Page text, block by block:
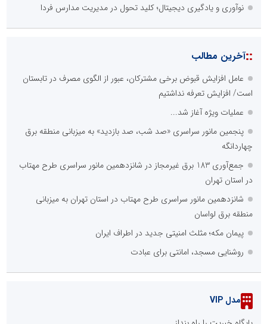
نوآوری و یادگیری دیجیتال؛ کلید تحول در مدیریت مدارس فردا
::آخرین مطالب
عامل افزایش قبوض برخی مشترکان، عبور از الگوی مصرف در تابستان
است/ افزایش تعرفه نداشتیم
عملیات ویژه آغاز شد...
پنجمین مانور سراسری «صد شب، صد بازدید» به میزبانی منطقه برق
چهاردانگه
جمع‌آوری 183 برق غیرمجاز در شانزدهمین مانور سراسری طرح مهتاب
در استان تهران
شانزدهمین مانور سراسری طرح مهتاب در استان تهران به میزبانی
منطقه برق لواسان
پیمان مکه؛ مثلث امنیتی جدید در اطراف ایران
روشنایی مسجد، امانتی برای عبادت
مدل VIP